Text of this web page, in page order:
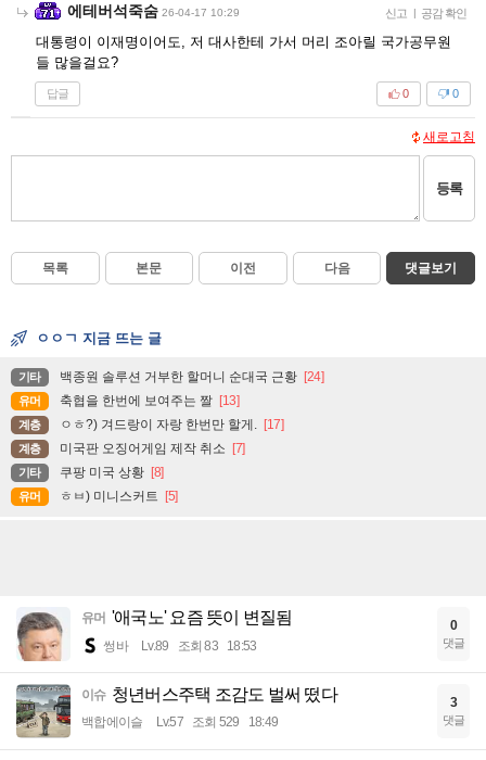
에테버석죽숨 26-04-17 10:29 신고 | 공감 확인
대통령이 이재명이어도, 저 대사한테 가서 머리 조아릴 국가공무원
들 많을걸요?
답글 0
0
새로고침
등록
목록 본문 이전 다음 댓글보기
ㅇㅇㄱ 지금 뜨는 글
기타 백종원 솔루션 거부한 할머니 순대국 근황 [24]
유머 축협을 한번에 보여주는 짤 [13]
계층 ㅇㅎ?) 겨드랑이 자랑 한번만 할게. [17]
계층 미국판 오징어게임 제작 취소 [7]
기타 쿠팡 미국 상황 [8]
유머 ㅎㅂ) 미니스커트 [5]
유머 '애국노' 요즘 뜻이 변질됨
썽바 Lv.89 조회 83 18:53
0
댓글
이슈 청년버스주택 조감도 벌써 떴다
백합에이슬 Lv.57 조회 529 18:49
3
댓글